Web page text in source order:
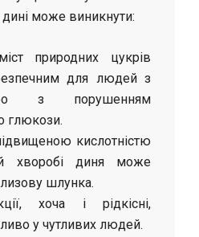
може виникнути:
природних цукрів
для людей з
з порушенням
глюкози.
кислотністю
хворобі диня може
шлунка.
хоча і рідкісні,
у чутливих людей.